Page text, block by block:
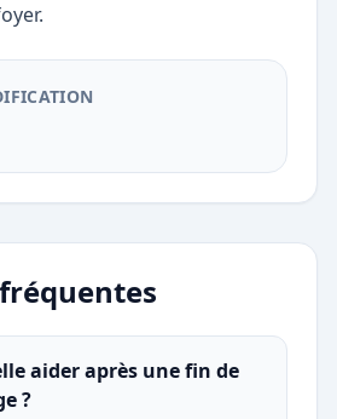
aider après une fin de
?